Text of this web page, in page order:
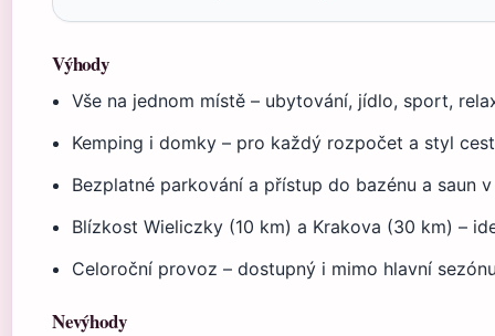
Výhody
Vše na jednom místě – ubytování, jídlo, sport,
Kemping i domky – pro každý rozpočet a styl
Bezplatné parkování a přístup do bazénu a saun
Blízkost Wieliczky (10 km) a Krakova (30 km) –
Celoroční provoz – dostupný i mimo hlavní
Nevýhody